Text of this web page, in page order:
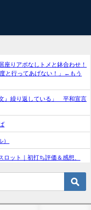
りアポなしトメと鉢合わせ！
と行ってあげない！」←もう
』繰り返している」 平和宣言
ロット｜初打ち評価＆感想、